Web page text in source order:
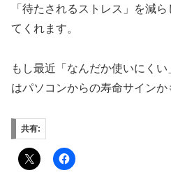
「待たされるストレス」を減
てくれます。
もし最近「なんだか使いにく
はパソコンからの寿命サインか
共有: